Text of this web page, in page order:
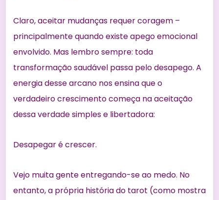
Claro, aceitar mudanças requer coragem –
principalmente quando existe apego emocional
envolvido. Mas lembro sempre: toda
transformação saudável passa pelo desapego. A
energia desse arcano nos ensina que o
verdadeiro crescimento começa na aceitação
dessa verdade simples e libertadora:
Desapegar é crescer.
Vejo muita gente entregando-se ao medo. No
entanto, a própria história do tarot (como mostra